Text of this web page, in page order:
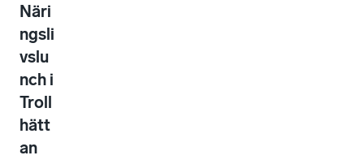
Näri
ngsli
vslu
nch i
Troll
hätt
an